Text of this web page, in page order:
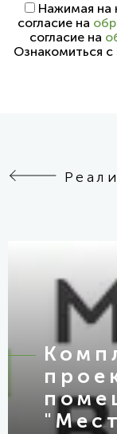
Нажимая на
согласие на
согласие на
Ознакомиться с